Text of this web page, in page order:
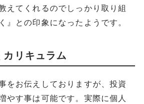
えてくれるのでしっかり取り組
』との印象になったようです。
リキュラム
をお伝えしておりますが、投資
やす事は可能です。実際に個人